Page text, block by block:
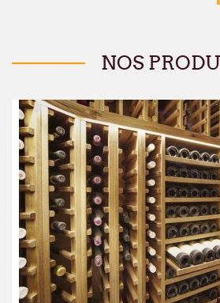
NOS
nieuwe
1601 Sint-
Wij wensen
François
Chers clients,
Nous vous
fermésdu
Cette